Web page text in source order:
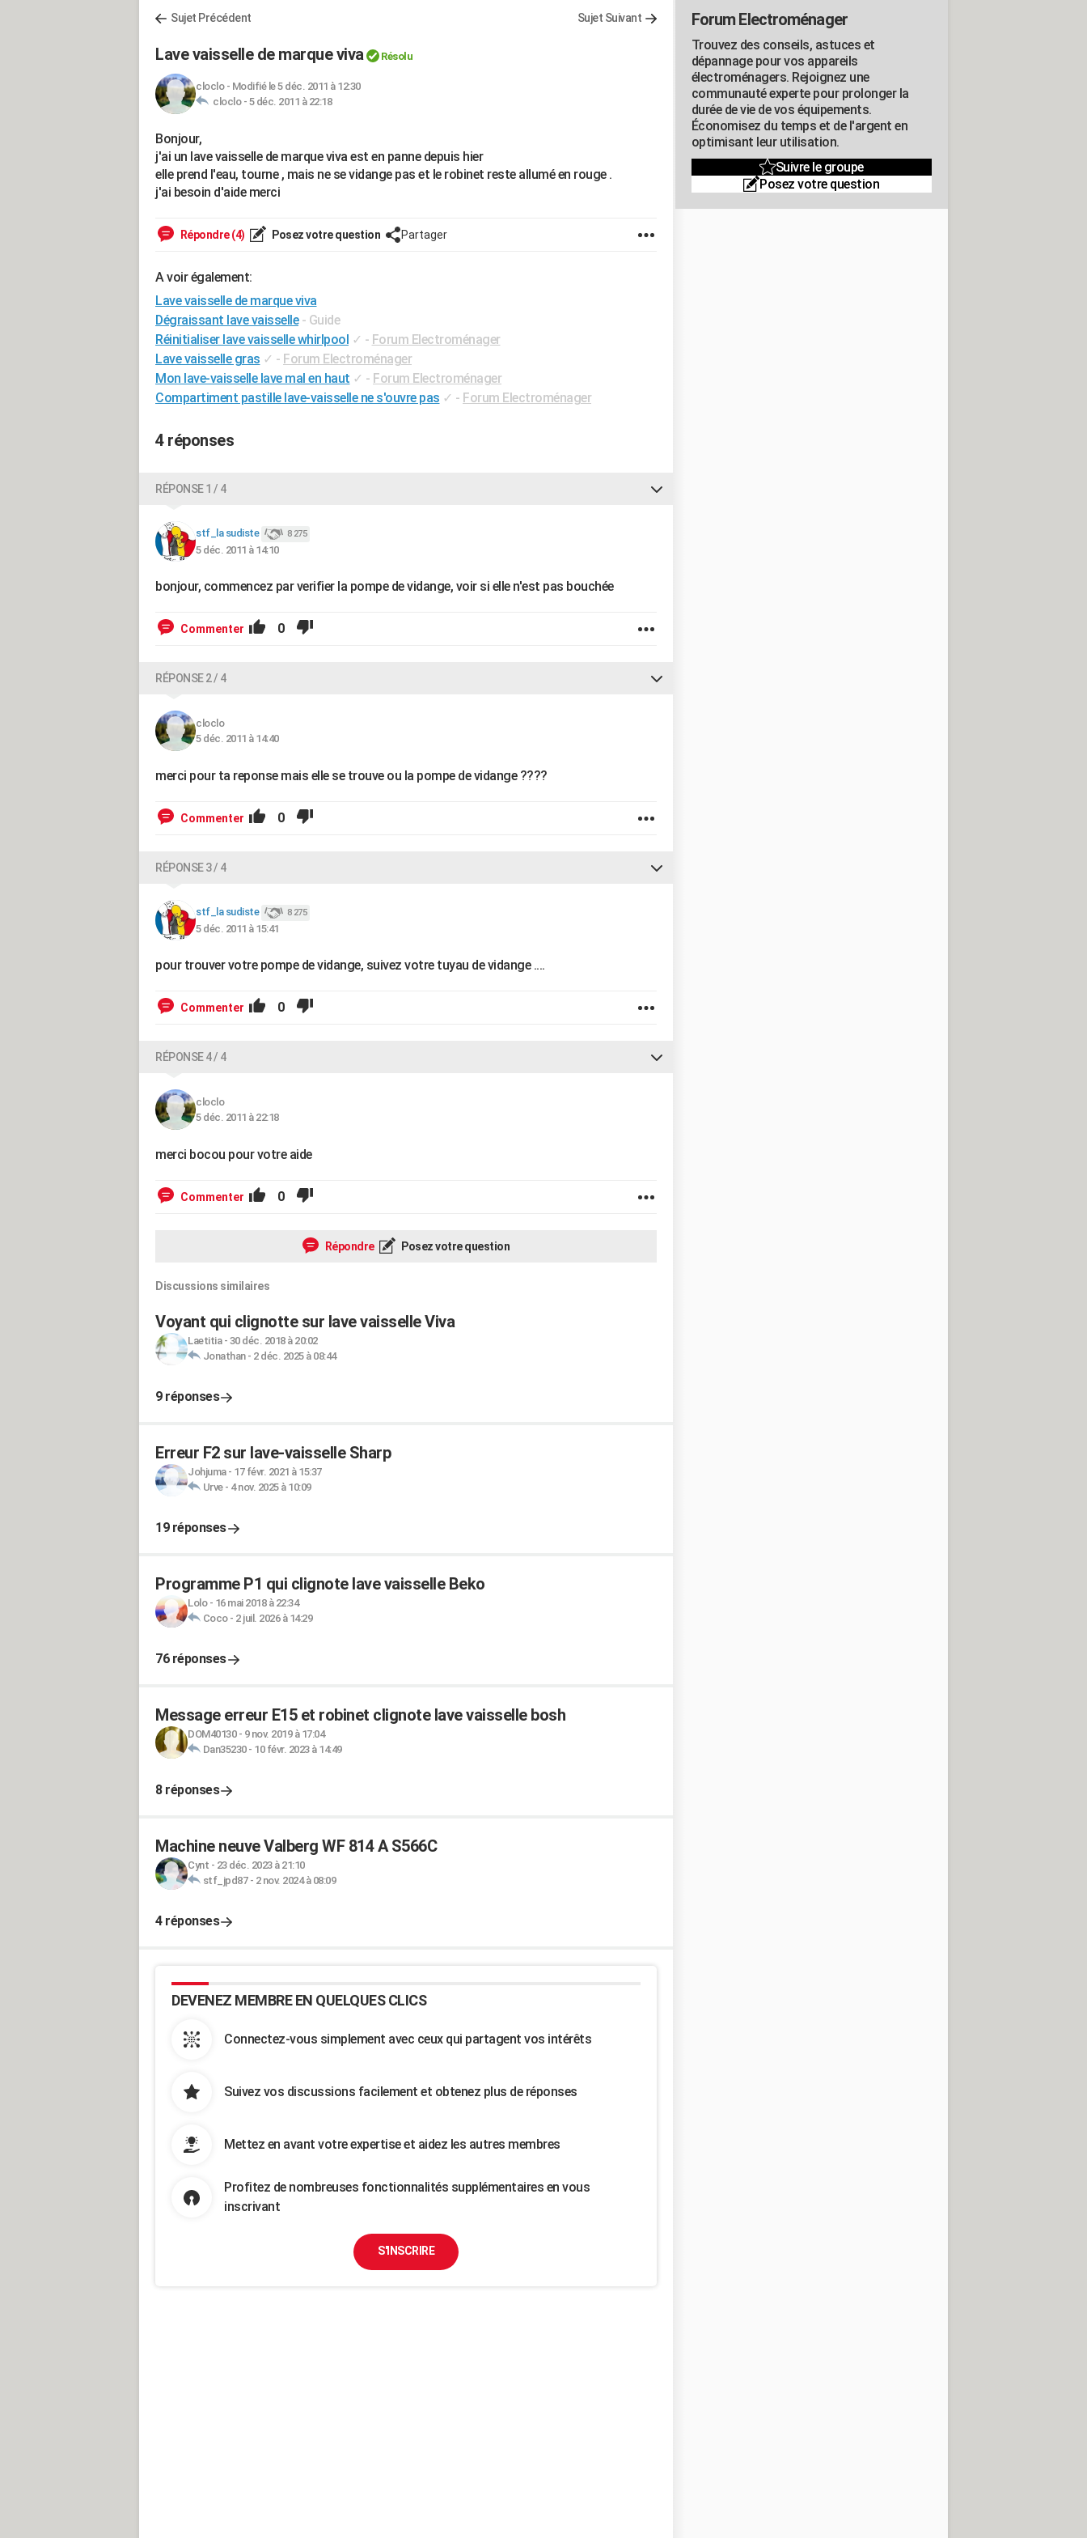
Sujet Précédent Sujet Suivant
Lave vaisselle de marque viva Résolu
cloclo- Modifié le 5 déc. 2011 à 12:30
cloclo - 5 déc. 2011 à 22:18
Bonjour,
j'ai un lave vaisselle de marque viva est en panne depuis hier
elle prend l'eau, tourne , mais ne se vidange pas et le robinet reste allumé en rouge .
j'ai besoin d'aide merci
Répondre (4) Posez votre question Partager
A voir également:
Lave vaisselle de marque viva
Dégraissant lave vaisselle - Guide
Réinitialiser lave vaisselle whirlpool ✓ - Forum Electroménager
Lave vaisselle gras ✓ - Forum Electroménager
Mon lave-vaisselle lave mal en haut ✓ - Forum Electroménager
Compartiment pastille lave-vaisselle ne s'ouvre pas ✓ - Forum Electroménager
4 réponses
RÉPONSE 1 / 4
stf_la sudiste 8 275
5 déc. 2011 à 14:10
bonjour, commencez par verifier la pompe de vidange, voir si elle n'est pas bouchée
Commenter 0
RÉPONSE 2 / 4
cloclo
5 déc. 2011 à 14:40
merci pour ta reponse mais elle se trouve ou la pompe de vidange ????
Commenter 0
RÉPONSE 3 / 4
stf_la sudiste 8 275
5 déc. 2011 à 15:41
pour trouver votre pompe de vidange, suivez votre tuyau de vidange ....
Commenter 0
RÉPONSE 4 / 4
cloclo
5 déc. 2011 à 22:18
merci bocou pour votre aide
Commenter 0
Répondre Posez votre question
Discussions similaires
Voyant qui clignotte sur lave vaisselle Viva
Laetitia- 30 déc. 2018 à 20:02
Jonathan- 2 déc. 2025 à 08:44
9 réponses
Erreur F2 sur lave-vaisselle Sharp
Johjuma- 17 févr. 2021 à 15:37
Urve- 4 nov. 2025 à 10:09
19 réponses
Programme P1 qui clignote lave vaisselle Beko
Lolo- 16 mai 2018 à 22:34
Coco- 2 juil. 2026 à 14:29
76 réponses
Message erreur E15 et robinet clignote lave vaisselle bosh
DOM40130- 9 nov. 2019 à 17:04
Dan35230- 10 févr. 2023 à 14:49
8 réponses
Machine neuve Valberg WF 814 A S566C
Cynt - 23 déc. 2023 à 21:10
stf_jpd87- 2 nov. 2024 à 08:09
4 réponses
DEVENEZ MEMBRE EN QUELQUES CLICS
Connectez-vous simplement avec ceux qui partagent vos intérêts
Suivez vos discussions facilement et obtenez plus de réponses
Mettez en avant votre expertise et aidez les autres membres
Profitez de nombreuses fonctionnalités supplémentaires en vous
inscrivant
S'INSCRIRE
Forum Electroménager
Trouvez des conseils, astuces et
dépannage pour vos appareils
électroménagers. Rejoignez une
communauté experte pour prolonger la
durée de vie de vos équipements.
Économisez du temps et de l'argent en
optimisant leur utilisation.
Suivre le groupe
Posez votre question